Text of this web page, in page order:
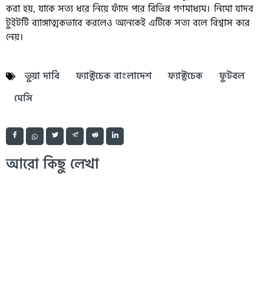
করা হয়, যাকে সত্য ধরে নিয়ে ফাঁদে পরে বিভিন্ন গণমাধ্যম। নিমো যাদব
টুইটটি ব্যাঙ্গাত্মকভাবে করলেও অনেকেই এটিকে সত্য বলে বিশ্বাস করে
নেয়।
ভুয়া দাবি ফ্যাক্টচেক বাংলাদেশ ফ্যাক্টচেক
ফুটবল
মেসি
আরো কিছু লেখা